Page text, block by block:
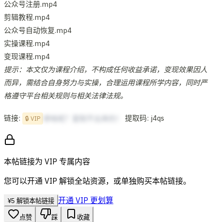
公众号注册.mp4
剪辑教程.mp4
公众号自动恢复.mp4
实操课程.mp4
变现课程.mp4
提示：本文仅为课程介绍，不构成任何收益承诺，变现效果因人
而异，需结合自身努力与实操，合理运用课程所学内容，同时严
格遵守平台相关规则与相关法律法规。
链接: 🔒 VIP 提取码: j4qs
本帖链接为 VIP 专属内容
您可以开通 VIP 解锁全站资源，或单独购买本帖链接。
¥5 解锁本帖链接 开通 VIP 更划算
点赞 踩 收藏